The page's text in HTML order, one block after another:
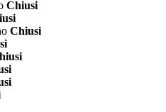
Chiusi
Chiusi